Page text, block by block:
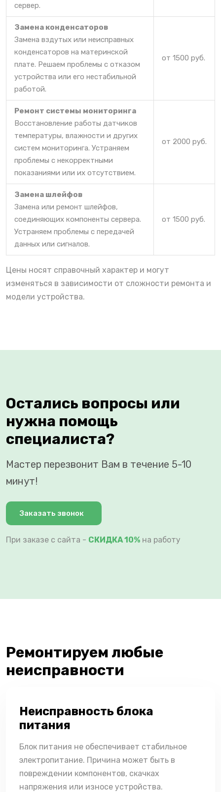
сервер.
Замена конденсаторов
Замена вздутых или неисправных
конденсаторов на материнской
плате. Решаем проблемы с отказом
устройства или его нестабильной
работой.
от 1500 руб.
Ремонт системы мониторинга
Восстановление работы датчиков
температуры, влажности и других
систем мониторинга. Устраняем
проблемы с некорректными
показаниями или их отсутствием.
от 2000 руб.
Замена шлейфов
Замена или ремонт шлейфов,
соединяющих компоненты сервера.
Устраняем проблемы с передачей
данных или сигналов.
от 1500 руб.
Цены носят справочный характер и могут
изменяться в зависимости от сложности ремонта и
модели устройства.
Остались вопросы или
нужна помощь
специалиста?
Мастер перезвонит Вам в течение 5-10
минут!
Заказать звонок
При заказе с сайта - СКИДКА 10% на работу
Ремонтируем любые
неисправности
Неисправность блока
питания
Блок питания не обеспечивает стабильное
электропитание. Причина может быть в
повреждении компонентов, скачках
напряжения или износе устройства.